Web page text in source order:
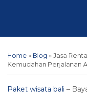
Home » Blog » Jasa
Kemudahan Perjalanan
Paket wisata bali –